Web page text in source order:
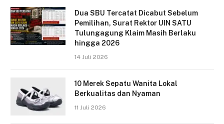
Dua SBU Tercatat Dicabut Sebelum
Pemilihan, Surat Rektor UIN SATU
Tulungagung Klaim Masih Berlaku
hingga 2026
14 Juli 2026
10 Merek Sepatu Wanita Lokal
Berkualitas dan Nyaman
11 Juli 2026